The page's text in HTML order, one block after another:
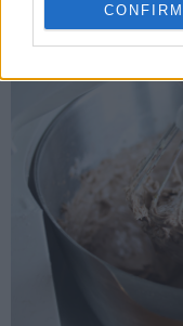
CONFIRM